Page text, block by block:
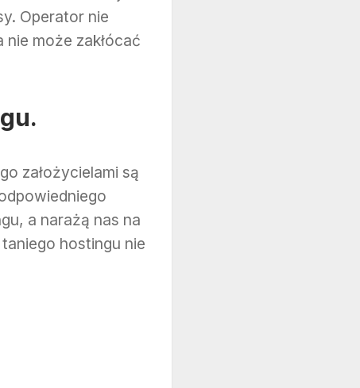
Operator nie
może zakłócać
założycielami są
a narażą nas na
hostingu nie